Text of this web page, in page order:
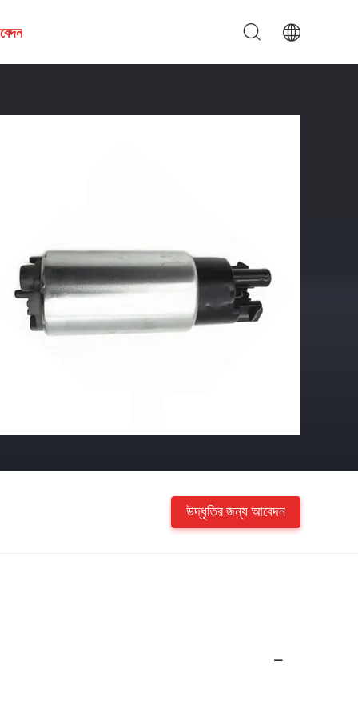
উদ্ধৃতির জন্য আবেদন